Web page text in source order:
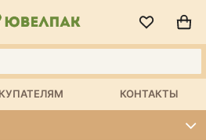
КОНТАКТЫ